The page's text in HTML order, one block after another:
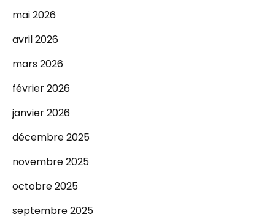
mai 2026
avril 2026
mars 2026
février 2026
janvier 2026
décembre 2025
novembre 2025
octobre 2025
septembre 2025